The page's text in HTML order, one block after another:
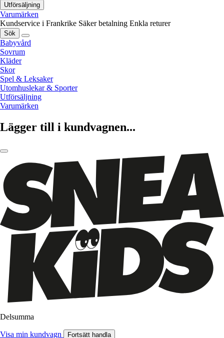
Utförsäljning
Varumärken
Kundservice i Frankrike Säker betalning Enkla returer
Sök
Babyvård
Sovrum
Kläder
Skor
Spel & Leksaker
Utomhuslekar & Sporter
Utförsäljning
Varumärken
Lägger till i kundvagnen...
Delsumma
Visa min kundvagn Fortsätt handla